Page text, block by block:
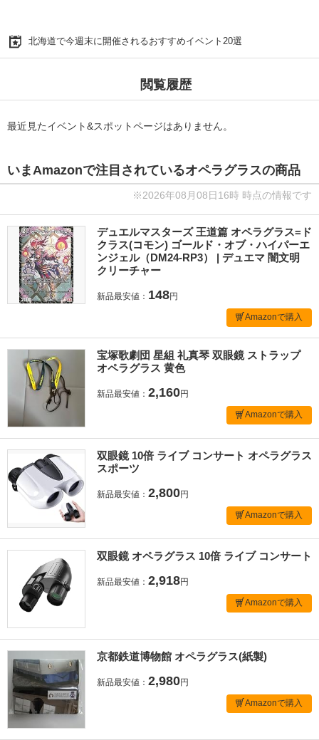
北海道で今週末に開催されるおすすめイベント20選
閲覧履歴
最近見たイベント&スポットページはありません。
いまAmazonで注目されているオペラグラスの商品
※2026年08月08日16時 時点の情報です
デュエルマスターズ 王道篇 オペラグラス=ド
クラス(コモン) ゴールド・オブ・ハイパーエ
ンジェル（DM24-RP3） | デュエマ 闇文明
クリーチャー
新品最安値： 148円
Amazonで購入
宝塚歌劇団 星組 礼真琴 双眼鏡 ストラップ
オペラグラス 黄色
新品最安値： 2,160円
Amazonで購入
双眼鏡 10倍 ライブ コンサート オペラグラス
スポーツ
新品最安値： 2,800円
Amazonで購入
双眼鏡 オペラグラス 10倍 ライブ コンサート
新品最安値： 2,918円
Amazonで購入
京都鉄道博物館 オペラグラス(紙製)
新品最安値： 2,980円
Amazonで購入